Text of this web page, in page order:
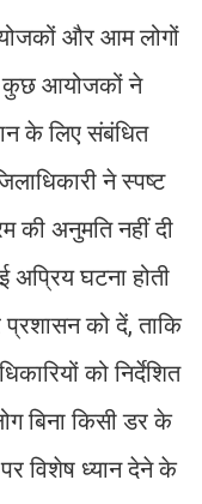
और आम लोगों
कुछ आयोजकों ने
के लिए संबंधित
ने स्पष्ट
की अनुमति नहीं दी
अप्रिय घटना होती
को दें, ताकि
को निर्देशित
बिना किसी डर के
विशेष ध्यान देने के